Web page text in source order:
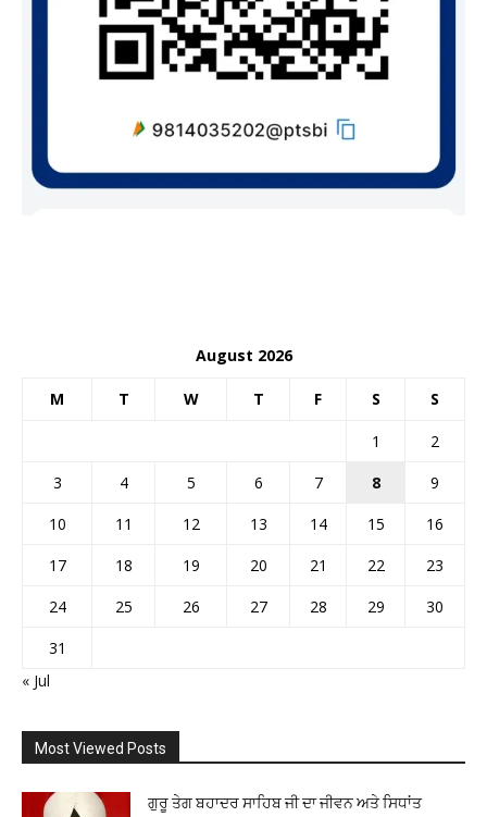
August 2026
M T W T F S S
1
2
3
4 5 6 7 8
9
10
11 12 13 14 15
16
17
18 19 20 21 22
23
24
25 26 27 28 29
30
31
« Jul
Most Viewed Posts
ਗੁਰੂ ਤੇਗ ਬਹਾਦਰ ਸਾਹਿਬ ਜੀ ਦਾ ਜੀਵਨ ਅਤੇ ਸਿਧਾਂਤ